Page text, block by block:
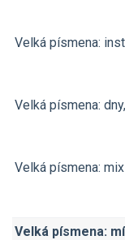
Velká písmena:
Velká písmena:
Velká písmena:
Velká písmena: